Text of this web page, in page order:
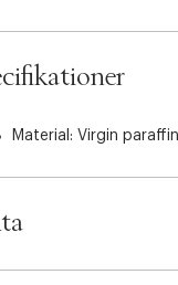
Material: Virgin